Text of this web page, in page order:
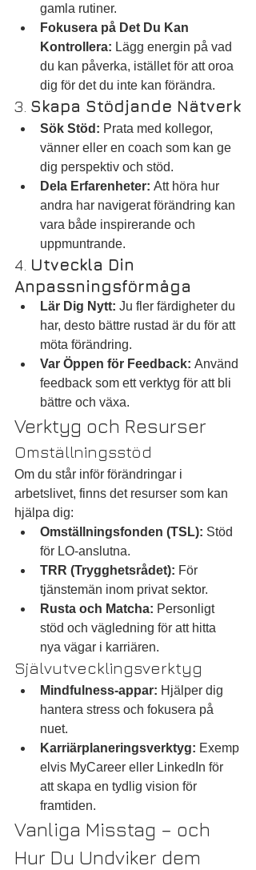
gamla rutiner.
Fokusera på Det Du Kan
Kontrollera: Lägg energin på vad
du kan påverka, istället för att oroa
dig för det du inte kan förändra.
3. Skapa Stödjande Nätverk
Sök Stöd: Prata med kollegor,
vänner eller en coach som kan ge
dig perspektiv och stöd.
Dela Erfarenheter: Att höra hur
andra har navigerat förändring kan
vara både inspirerande och
uppmuntrande.
4. Utveckla Din
Anpassningsförmåga
Lär Dig Nytt: Ju fler färdigheter du
har, desto bättre rustad är du för att
möta förändring.
Var Öppen för Feedback: Använd
feedback som ett verktyg för att bli
bättre och växa.
Verktyg och Resurser
Omställningsstöd
Om du står inför förändringar i
arbetslivet, finns det resurser som kan
hjälpa dig:
Omställningsfonden (TSL): Stöd
för LO-anslutna.
TRR (Trygghetsrådet): För
tjänstemän inom privat sektor.
Rusta och Matcha: Personligt
stöd och vägledning för att hitta
nya vägar i karriären.
Självutvecklingsverktyg
Mindfulness-appar: Hjälper dig
hantera stress och fokusera på
nuet.
Karriärplaneringsverktyg: Exemp
elvis MyCareer eller LinkedIn för
att skapa en tydlig vision för
framtiden.
Vanliga Misstag – och
Hur Du Undviker dem